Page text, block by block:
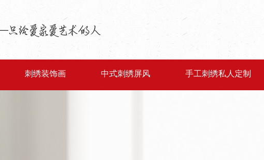
刺绣装饰画 中式刺绣屏风 手工刺绣私人定制